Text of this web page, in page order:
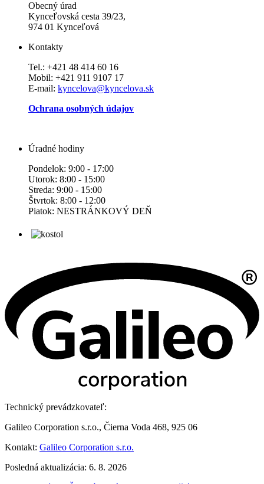
Obecný úrad
Kynceľovská cesta 39/23,
974 01 Kynceľová
Kontakty
Tel.: +421 48 414 60 16
Mobil: +421 911 9107 17
E-mail: kyncelova@kyncelova.sk
Ochrana osobných údajov
Úradné hodiny
Pondelok: 9:00 - 17:00
Utorok: 8:00 - 15:00
Streda: 9:00 - 15:00
Štvrtok: 8:00 - 12:00
Piatok: NESTRÁNKOVÝ DEŇ
Technický prevádzkovateľ:
Galileo Corporation s.r.o., Čierna Voda 468, 925 06
Kontakt: Galileo Corporation s.r.o.
Posledná aktualizácia: 6. 8. 2026